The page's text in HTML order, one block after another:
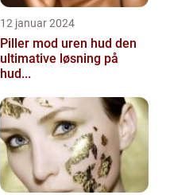
12 januar 2024
Piller mod uren hud den
ultimative løsning på
hud...